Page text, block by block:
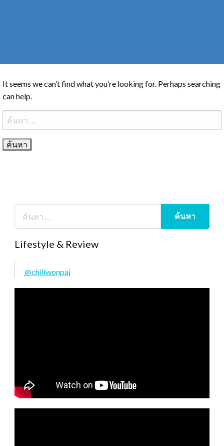
It seems we can’t find what you’re looking for. Perhaps searching
can help.
ค้นหา
สำหรับ:
Lifestyle & Review
@chillwonpai